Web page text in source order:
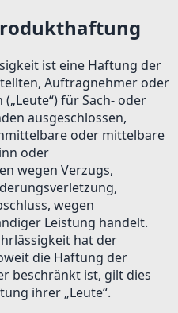
ist eine Haftung der
Auftragnehmer oder
für Sach- oder
ausgeschlossen,
oder mittelbare
oder
wegen Verzugs,
wegen
Leistung handelt.
hat der
die Haftung der
beschränkt ist, gilt dies
ihrer „Leute“.